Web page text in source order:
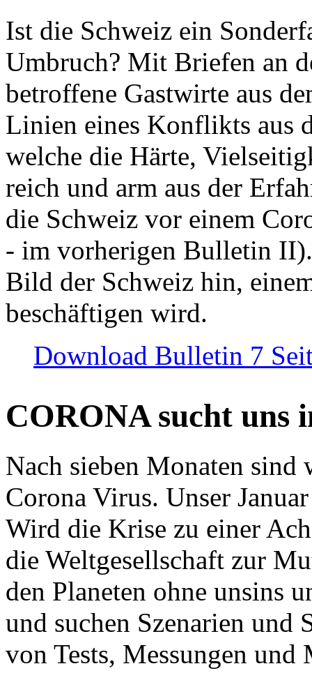
Ist die Schweiz ein
Umbruch? Mit Briefen an
betroffene Gastwirte aus
Linien eines Konflikts aus
welche die Härte,
reich und arm aus der
die Schweiz vor einem
- im vorherigen Bulletin
Bild der Schweiz hin,
beschäftigen wird.
Download Bulletin 7
CORONA sucht uns
Nach sieben Monaten
Corona Virus. Unser
Wird die Krise zu einer
die Weltgesellschaft zur
den Planeten ohne unsins
und suchen Szenarien und
von Tests, Messungen und